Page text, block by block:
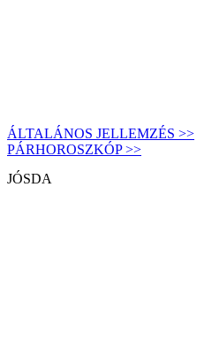
ÁLTALÁNOS JELLEMZÉS >>
PÁRHOROSZKÓP >>
JÓSDA